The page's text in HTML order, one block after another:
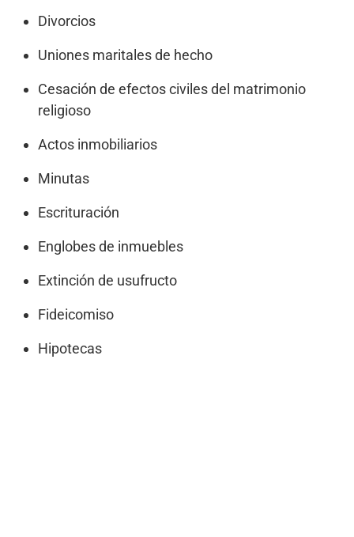
Divorcios
Uniones maritales de hecho
Cesación de efectos civiles del matrimonio
religioso
Actos inmobiliarios
Minutas
Escrituración
Englobes de inmuebles
Extinción de usufructo
Fideicomiso
Hipotecas